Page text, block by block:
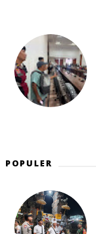
POPULER